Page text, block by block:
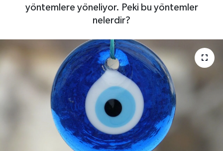
yöntemlere yöneliyor. Peki bu yöntemler
nelerdir?